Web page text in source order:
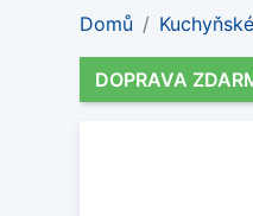
Domů
DOPRAVA